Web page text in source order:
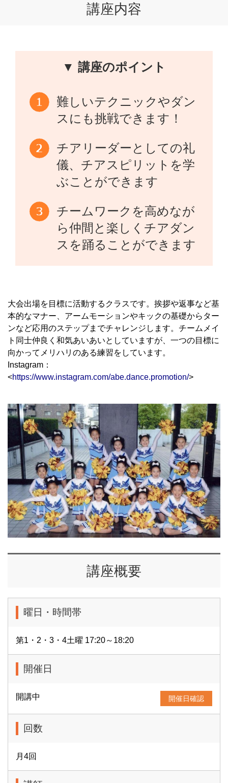
講座内容
▼ 講座のポイント
難しいテクニックやダン
スにも挑戦できます！
チアリーダーとしての礼
儀、チアスピリットを学
ぶことができます
チームワークを高めなが
ら仲間と楽しくチアダン
スを踊ることができます
大会出場を目標に活動するクラスです。挨拶や返事など基
本的なマナー、アームモーションやキックの基礎からター
ンなど応用のステップまでチャレンジします。チームメイ
ト同士仲良く和気あいあいとしていますが、一つの目標に
向かってメリハリのある練習をしています。
Instagram：
<https://www.instagram.com/abe.dance.promotion/>
講座概要
曜日・時間帯
第1・2・3・4土曜 17:20～18:20
開催日
開講中 開催日確認
回数
月4回